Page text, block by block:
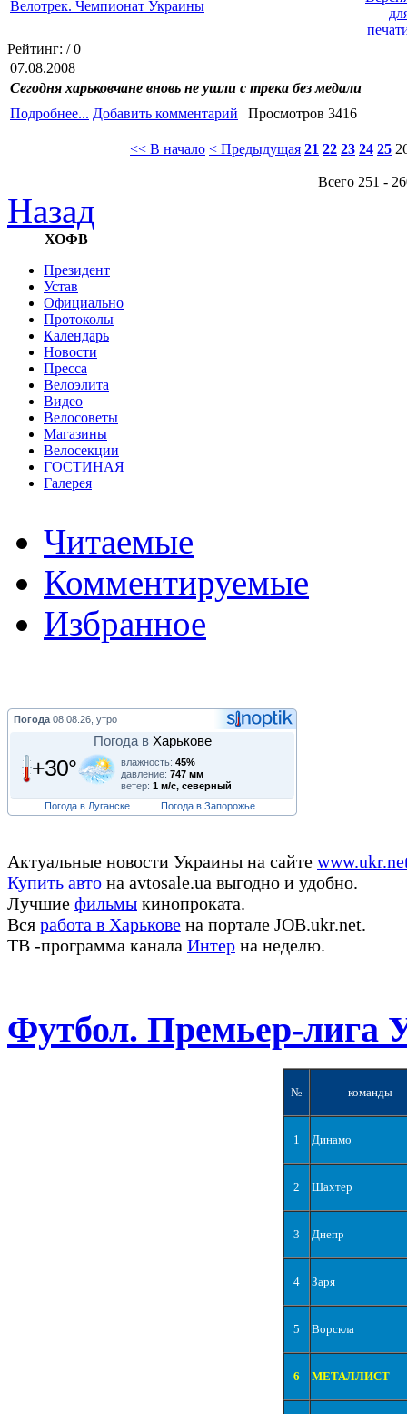
Велотрек. Чемпионат Украины
Рейтинг: / 0
07.08.2008
Сегодня харьковчане вновь не ушли с трека без медали
Подробнее... Добавить комментарий | Просмотров 3416
<< В начало < Предыдущая 21 22 23 24 25
Всего 251 -
Назад
ХОФВ
Президент
Устав
Официально
Протоколы
Календарь
Новости
Пресса
Велоэлита
Видео
Велосоветы
Магазины
Велосекции
ГОСТИНАЯ
Галерея
Читаемые
Комментируемые
Избранное
Погода 08.08.26, утро
Погода в Харькове
+30° влажность: 45%
давление: 747 мм
ветер: 1 м/с, северный
Погода в Луганске
Погода в Запорожье
Актуальные новости Украины на сайте
Купить авто на avtosale.ua выгодно и удобно.
Лучшие фильмы кинопроката.
Вся работа в Харькове на портале JOB.ukr.net.
ТВ -программа канала Интер на неделю.
Футбол. Премьер-лига
№ команды
1 Динамо
2 Шахтер
3 Днепр
4 Заря
5 Ворскла
6 МЕТАЛЛИСТ